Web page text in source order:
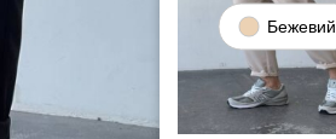
Бежевий